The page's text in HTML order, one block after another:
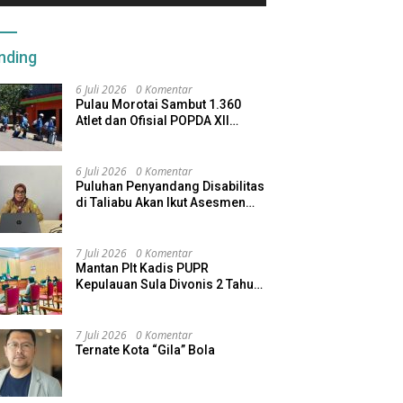
6 Juli 2026 0 Komentar
Pulau Morotai Sambut 1.360
Atlet dan Ofisial POPDA XII
6 Juli 2026 0 Komentar
Puluhan Penyandang Disabilitas
di Taliabu Akan Ikut Asesmen
7 Juli 2026 0 Komentar
Mantan Plt Kadis PUPR
Kepulauan Sula Divonis 2 Tahun
7 Juli 2026 0 Komentar
Ternate Kota “Gila” Bola